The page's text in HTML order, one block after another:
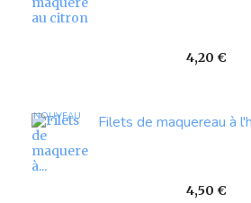
Prix
4,20 €
NOUVEAU Filets de maquereau à
Prix
4,50 €